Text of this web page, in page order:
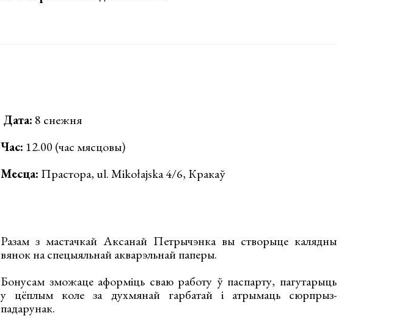
Дата: 8 снежня
Час: 12.00 (час мясцовы)
Месца: Прастора, ul. Mikołajska 4/6, Кракаў
Разам з мастачкай Аксанай Петрычэнка вы створыце калядны
вянок на спецыяльнай акварэльнай паперы.
Бонусам зможаце аформіць сваю работу ў паспарту, пагутарыць
у цёплым коле за духмянай гарбатай і атрымаць сюрпрыз-
падарунак.